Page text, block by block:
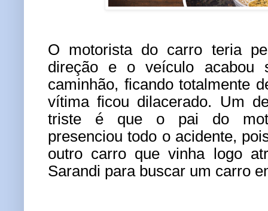
O motorista do carro teria
direção e o veículo acabou
caminhão, ficando totalmente
vítima ficou dilacerado. Um
triste é que o pai do
presenciou todo o acidente,
outro carro que vinha logo
Sarandi para buscar um carro